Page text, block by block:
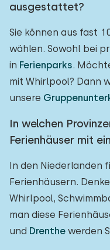
ausgestattet?
Sie können aus fast
wählen. Sowohl bei
in Ferienparks.
mit Whirlpool? Dann
unsere
In welchen
Ferienhäuser mit
In den Niederlanden
Ferienhäusern.
Whirlpool,
man diese
und Drenthe werden